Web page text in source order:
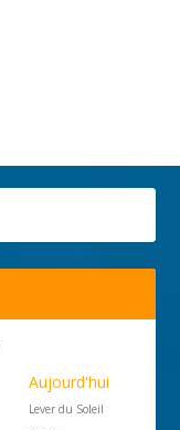
Aujourd'hui
Lever du Soleil